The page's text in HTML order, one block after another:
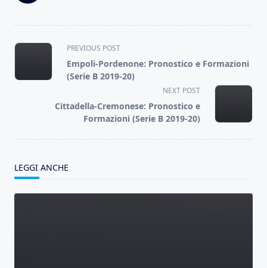
<span
class="nav-
subtitle
text">Page</span>
PREVIOUS POST
Empoli-Pordenone: Pronostico e Formazioni
(Serie B 2019-20)
NEXT POST
Cittadella-Cremonese: Pronostico e
Formazioni (Serie B 2019-20)
LEGGI ANCHE